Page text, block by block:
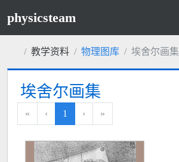
physicsteam
教学资料 物理图库 埃舍尔画集
埃舍尔画集
« ‹ 1 › »